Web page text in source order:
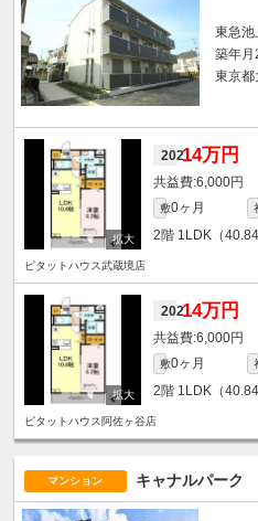
東急池
築年
東京都
20214万円
6,000円
敷0ヶ月
2階 1LDK（
ピタットハウス武蔵境店
20214万円
6,000円
敷0ヶ月
2階 1LDK（
ピタットハウス阿佐ヶ谷店
マンション キャナルパーク